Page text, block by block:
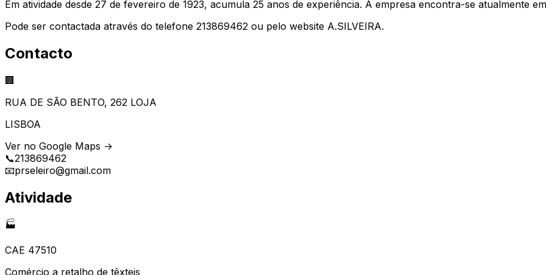
Em atividade desde 27 de fevereiro de 1923, acumula 25 anos de experiência. A empresa encontra-se atualmente
Pode ser contactada através do telefone 213869462 ou pelo website A.SILVEIRA.
Contacto
🏢
RUA DE SÃO BENTO, 262 LOJA
LISBOA
Ver no Google Maps →
📞213869462
📧prseleiro@gmail.com
Atividade
🏭
CAE 47510
Comércio a retalho de têxteis